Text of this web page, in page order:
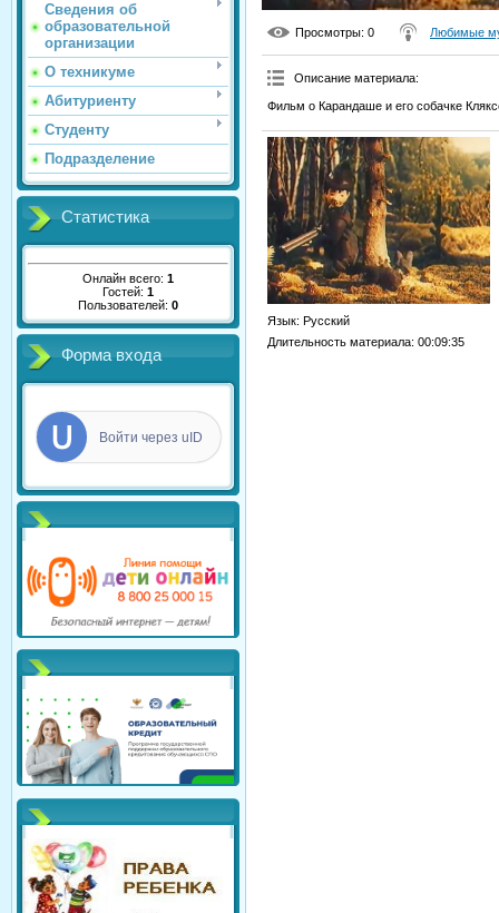
Сведения об
образовательной
организации
О техникуме
Абитуриенту
Студенту
Подразделение
Статистика
Онлайн всего: 1
Гостей: 1
Пользователей: 0
Форма входа
Войти через uID
Просмотры: 0 Любимые
Описание материала:
Фильм о Карандаше и его собачке
Язык: Русский
Длительность материала: 00:09:35